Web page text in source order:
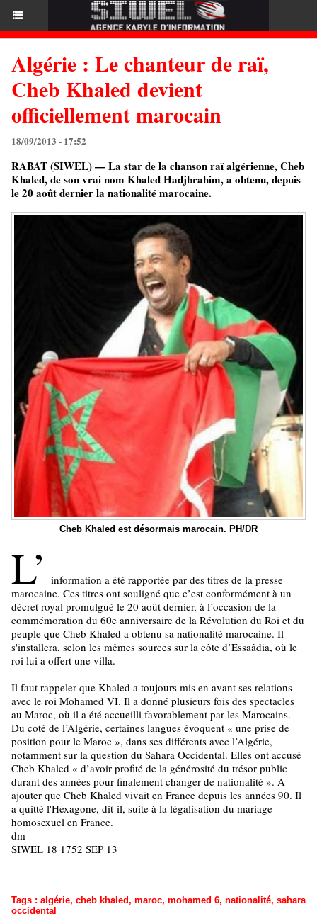
Algérie : Le chanteur de raï,
Cheb Khaled devient
officiellement marocain
18/09/2013 - 17:52
RABAT (SIWEL) — La star de la chanson raï algérienne, Cheb
Khaled, de son vrai nom Khaled Hadjbrahim, a obtenu, depuis
le 20 août dernier la nationalité marocaine.
Cheb Khaled est désormais marocain. PH/DR
L’
information a été rapportée par des titres de la presse
marocaine. Ces titres ont souligné que c’est conformément à un
décret royal promulgué le 20 août dernier, à l’occasion de la
commémoration du 60e anniversaire de la Révolution du Roi et du
peuple que Cheb Khaled a obtenu sa nationalité marocaine. Il
s'installera, selon les mêmes sources sur la côte d’Essaâdia, où le
roi lui a offert une villa.
Il faut rappeler que Khaled a toujours mis en avant ses relations
avec le roi Mohamed VI. Il a donné plusieurs fois des spectacles
au Maroc, où il a été accueilli favorablement par les Marocains.
Du coté de l’Algérie, certaines langues évoquent « une prise de
position pour le Maroc », dans ses différents avec l’Algérie,
notamment sur la question du Sahara Occidental. Elles ont accusé
Cheb Khaled « d’avoir profité de la générosité du trésor public
durant des années pour finalement changer de nationalité ». A
ajouter que Cheb Khaled vivait en France depuis les années 90. Il
a quitté l'Hexagone, dit-il, suite à la légalisation du mariage
homosexuel en France.
dm
SIWEL 18 1752 SEP 13
Tags : algérie, cheb khaled, maroc, mohamed 6, nationalité, sahara
occidental